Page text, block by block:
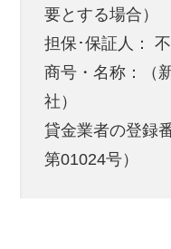
要とする場合）
担保･保証人：
商号・名称：（
社）
貸金業者の登録
第01024号）